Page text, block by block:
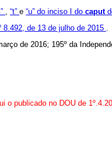
, “t” e “u” do inciso I do caput
8.492, de 13 de julho de 2015 .
de 2016; 195º da
o publicado no DOU de